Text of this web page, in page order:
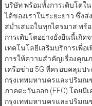
บริษัท พร้อมทั้งการเติบโตใ
ได้ของเราในระยะยาว ซึ่งส่
สม่ำเสมอในทุกไตรมาส พร้
การเติบโตอย่างยั่งยืนนี้เกิ
เทคโนโลยีเสริมบริการเพื่อ
การให้ความสำคัญเรื่องคุณ
เครือข่าย 5G ที่ครอบคลุมป
กรุงเทพมหานครและปริมณ
ภาคตะวันออก (EEC) โดยมี
กรุงเทพมหานครและปริมณ